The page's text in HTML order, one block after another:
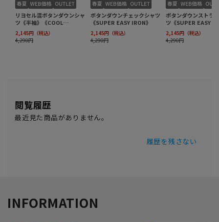
閲覧履歴
最近見た商品がありません。
履歴を残さない
INFORMATION